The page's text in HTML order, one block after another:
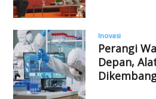
Inovasi
Perangi
Depan,